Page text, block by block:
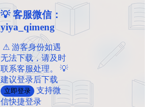
💡 客服微信：
yiya_qimeng
️ ️⚠ 游客身份如遇
无法下载，请及时
联系客服处理。 💡
建议登录后下载
立即登录
支持微
信快捷登录